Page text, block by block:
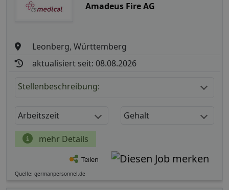
Amadeus Fire AG
Leonberg, Württemberg
aktualisiert seit: 08.08.2026
Stellenbeschreibung:
Arbeitszeit Gehalt
mehr Details
Teilen
Quelle: germanpersonnel.de